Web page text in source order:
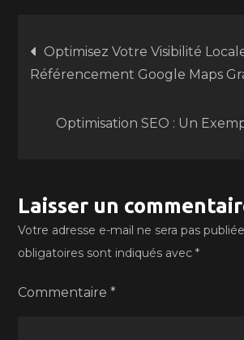
Navigation
de
l’article
Optimisez Votre Visibilité
Référencement Google Maps
Optimisation SEO : Un
Laisser un
Votre adresse e-mail ne sera pas
obligatoires sont indiqués avec*
Commentaire*